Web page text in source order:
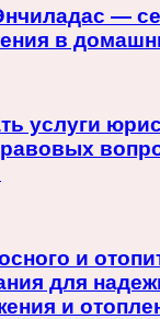
—
в
услуги
и
для
и